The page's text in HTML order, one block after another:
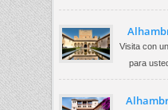
Visita con
para